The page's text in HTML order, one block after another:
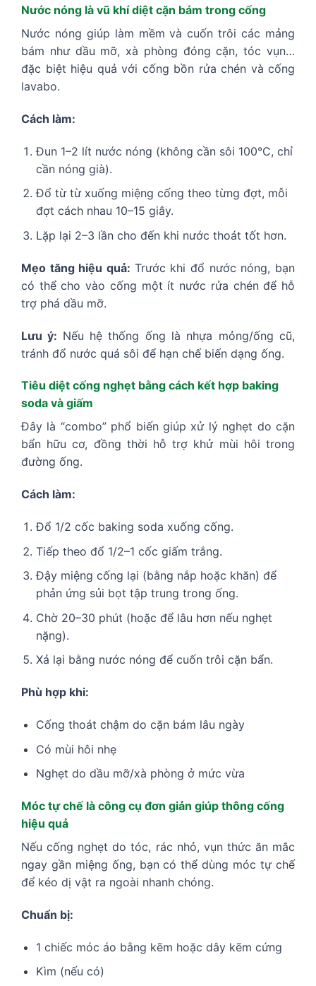
Nước nóng là vũ khí diệt cặn bám trong cống
Nước nóng giúp làm mềm và cuốn trôi các mảng
bám như dầu mỡ, xà phòng đóng cặn, tóc vụn…
đặc biệt hiệu quả với cống bồn rửa chén và cống
lavabo.
Cách làm:
Đun 1–2 lít nước nóng (không cần sôi 100°C, chỉ
cần nóng già).
Đổ từ từ xuống miệng cống theo từng đợt, mỗi
đợt cách nhau 10–15 giây.
Lặp lại 2–3 lần cho đến khi nước thoát tốt hơn.
Mẹo tăng hiệu quả: Trước khi đổ nước nóng, bạn
có thể cho vào cống một ít nước rửa chén để hỗ
trợ phá dầu mỡ.
Lưu ý: Nếu hệ thống ống là nhựa mỏng/ống cũ,
tránh đổ nước quá sôi để hạn chế biến dạng ống.
Tiêu diệt cống nghẹt bằng cách kết hợp baking
soda và giấm
Đây là “combo” phổ biến giúp xử lý nghẹt do cặn
bẩn hữu cơ, đồng thời hỗ trợ khử mùi hôi trong
đường ống.
Cách làm:
Đổ 1/2 cốc baking soda xuống cống.
Tiếp theo đổ 1/2–1 cốc giấm trắng.
Đậy miệng cống lại (bằng nắp hoặc khăn) để
phản ứng sủi bọt tập trung trong ống.
Chờ 20–30 phút (hoặc để lâu hơn nếu nghẹt
nặng).
Xả lại bằng nước nóng để cuốn trôi cặn bẩn.
Phù hợp khi:
Cống thoát chậm do cặn bám lâu ngày
Có mùi hôi nhẹ
Nghẹt do dầu mỡ/xà phòng ở mức vừa
Móc tự chế là công cụ đơn giản giúp thông cống
hiệu quả
Nếu cống nghẹt do tóc, rác nhỏ, vụn thức ăn mắc
ngay gần miệng ống, bạn có thể dùng móc tự chế
để kéo dị vật ra ngoài nhanh chóng.
Chuẩn bị:
1 chiếc móc áo bằng kẽm hoặc dây kẽm cứng
Kìm (nếu có)